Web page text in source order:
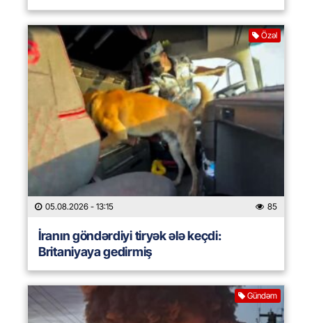
Özəl
05.08.2026 - 13:15 85
İranın göndərdiyi tiryək ələ keçdi:
Britaniyaya gedirmiş
Gündəm